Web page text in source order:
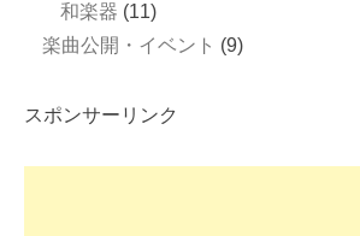
和楽器 (11)
楽曲公開・イベント (9)
スポンサーリンク